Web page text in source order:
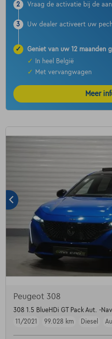
2 Vraag de activatie bij de
3 Uw dealer activeert uw
✓
Geniet van uw 12 maanden
✓
In heel België
✓
Met vervangwagen
Meer
Peugeot 308
308 1.5 BlueHDi GT Pack Aut. -
11/2021
99.028 km Diesel